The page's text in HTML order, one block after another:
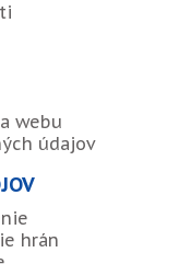
webu
údajov
hrán